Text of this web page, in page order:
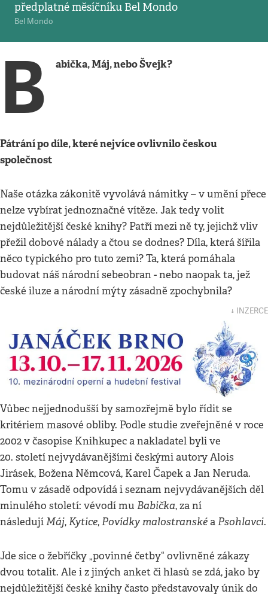
předplatné měsíčníku Bel Mondo
Bel Mondo
B abička, Máj, nebo Švejk?
Pátrání po díle, které nejvíce ovlivnilo českou
společnost
Naše otázka zákonitě vyvolává námitky – v umění přece
nelze vybírat jednoznačné vítěze. Jak tedy volit
nejdůležitější české knihy? Patří mezi ně ty, jejichž vliv
přežil dobové nálady a čtou se dodnes? Díla, která šířila
něco typického pro tuto zemi? Ta, která pomáhala
budovat náš národní sebeobran - nebo naopak ta, jež
české iluze a národní mýty zásadně zpochybnila?
↓ INZERCE
Vůbec nejjednodušší by samozřejmě bylo řídit se
kritériem masové obliby. Podle studie zveřejněné v roce
2002 v časopise Knihkupec a nakladatel byli ve
20. století nejvydávanějšími českými autory Alois
Jirásek, Božena Němcová, Karel Čapek a Jan Neruda.
Tomu v zásadě odpovídá i seznam nejvydávanějších děl
minulého století: vévodí mu Babička, za ní
následujíMáj,Kytice,Povídky malostranskéaPsohlavci.
Jde sice o žebříčky „povinné četby“ ovlivněné zákazy
dvou totalit. Ale i z jiných anket či hlasů se zdá, jako by
nejdůležitější české knihy často představovaly únik do